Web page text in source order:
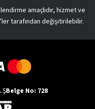
amaçlıdır, hizmet ve
tarafından değişitirilebilir.
Belge No: 728